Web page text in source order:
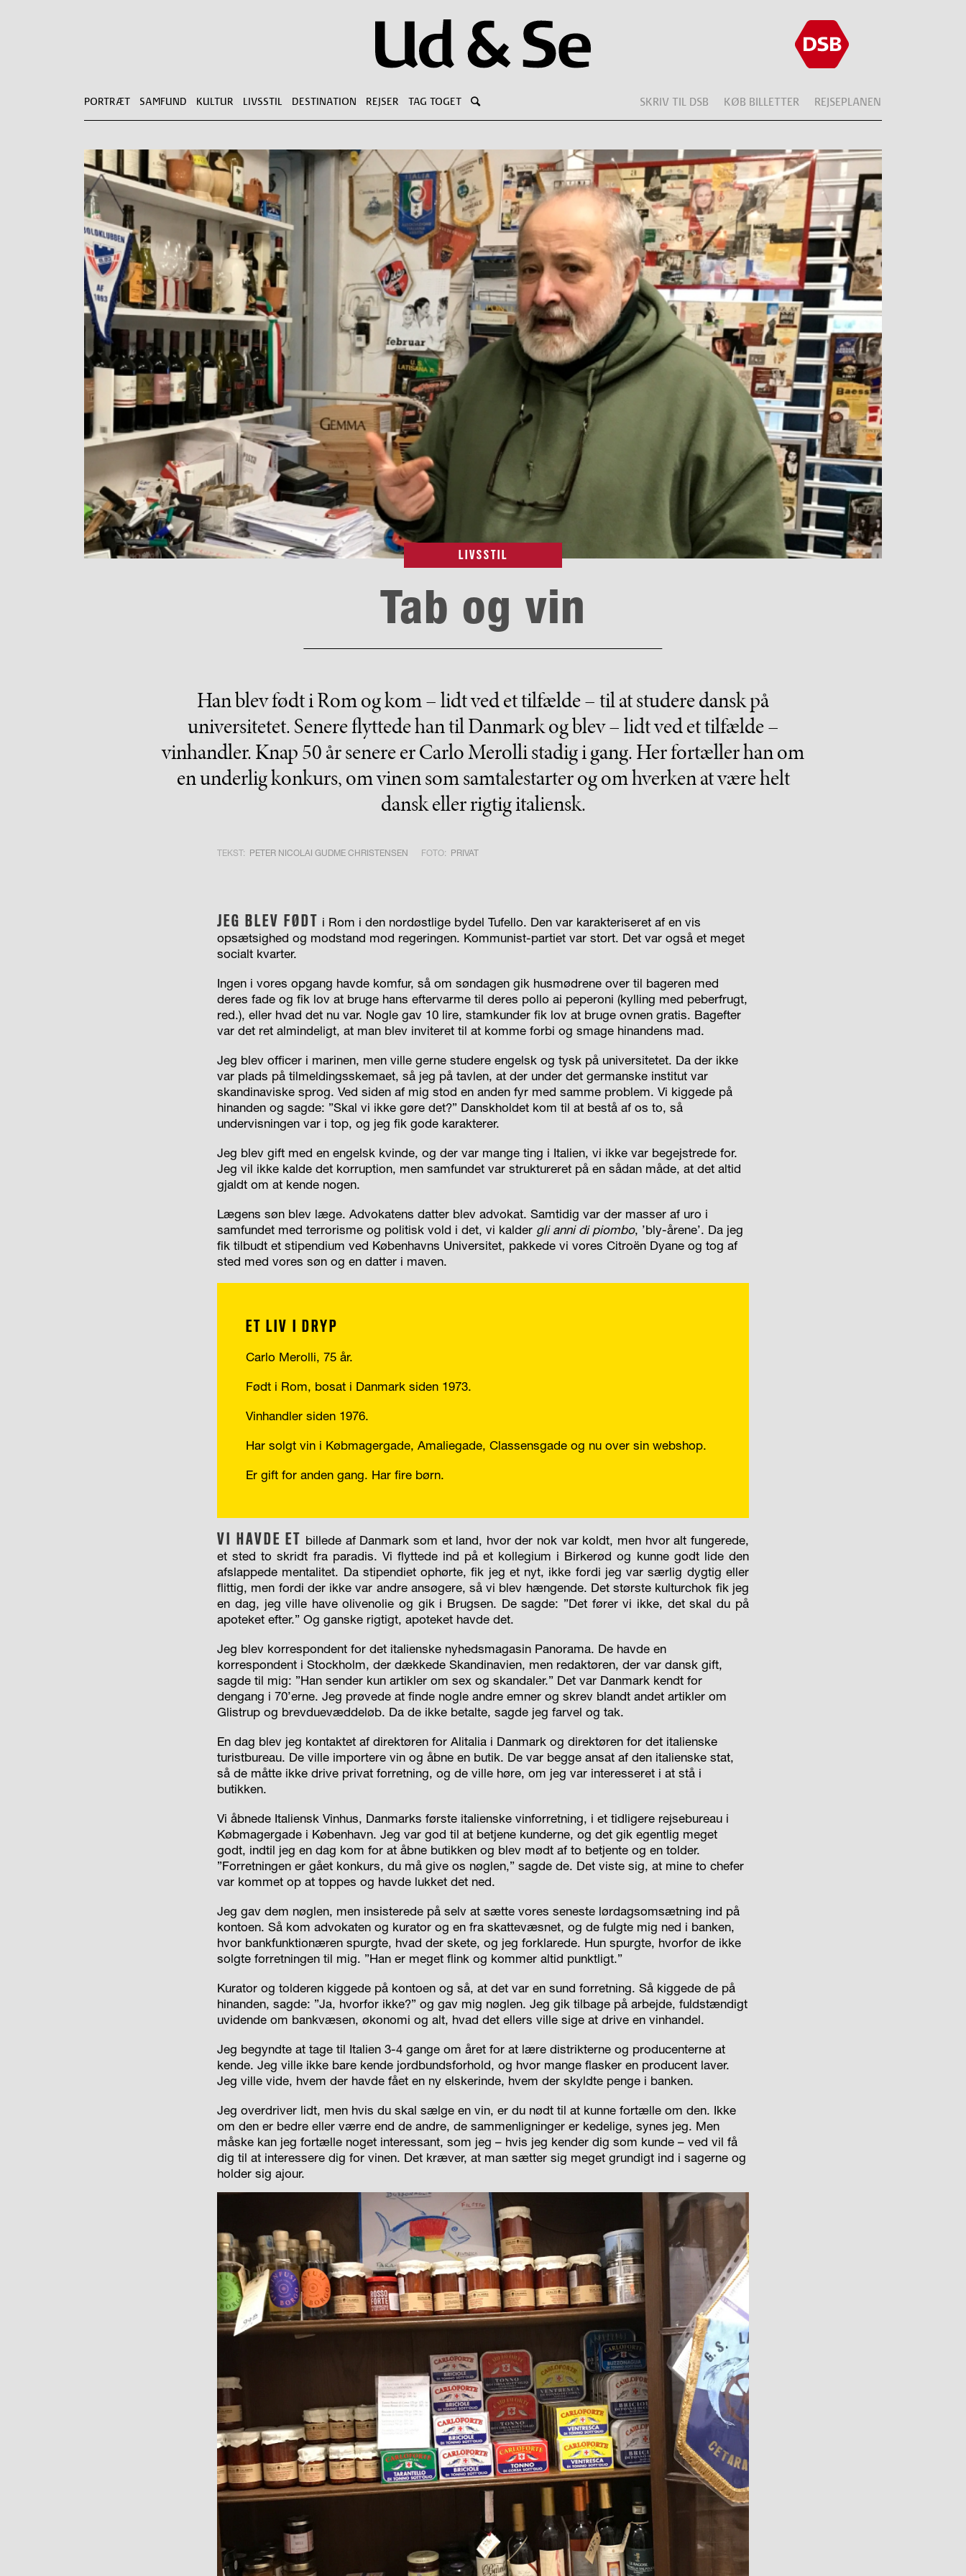
PORTRÆT SAMFUND KULTUR LIVSSTIL DESTINATION REJSER TAG TOGET SKRIV TIL DSB KØB BILLETTER REJSEPLANEN
LIVSSTIL
Tab og vin
Han blev født i Rom og kom – lidt ved et tilfælde – til at studere dansk på
universitetet. Senere flyttede han til Danmark og blev – lidt ved et tilfælde –
vinhandler. Knap 50 år senere er Carlo Merolli stadig i gang. Her fortæller han om
en underlig konkurs, om vinen som samtalestarter og om hverken at være helt
dansk eller rigtig italiensk.
TEKST: PETER NICOLAI GUDME CHRISTENSEN FOTO: PRIVAT
JEG BLEV FØDT i Rom i den nordøstlige bydel Tufello. Den var karakteriseret af en vis
opsætsighed og modstand mod regeringen. Kommunist-partiet var stort. Det var også et meget
socialt kvarter.
Ingen i vores opgang havde komfur, så om søndagen gik husmødrene over til bageren med
deres fade og fik lov at bruge hans eftervarme til deres pollo ai peperoni (kylling med peberfrugt,
red.), eller hvad det nu var. Nogle gav 10 lire, stamkunder fik lov at bruge ovnen gratis. Bagefter
var det ret almindeligt, at man blev inviteret til at komme forbi og smage hinandens mad.
Jeg blev officer i marinen, men ville gerne studere engelsk og tysk på universitetet. Da der ikke
var plads på tilmeldingsskemaet, så jeg på tavlen, at der under det germanske institut var
skandinaviske sprog. Ved siden af mig stod en anden fyr med samme problem. Vi kiggede på
hinanden og sagde: ”Skal vi ikke gøre det?” Danskholdet kom til at bestå af os to, så
undervisningen var i top, og jeg fik gode karakterer.
Jeg blev gift med en engelsk kvinde, og der var mange ting i Italien, vi ikke var begejstrede for.
Jeg vil ikke kalde det korruption, men samfundet var struktureret på en sådan måde, at det altid
gjaldt om at kende nogen.
Lægens søn blev læge. Advokatens datter blev advokat. Samtidig var der masser af uro i
samfundet med terrorisme og politisk vold i det, vi kalder gli anni di piombo, ’bly-årene’. Da jeg
fik tilbudt et stipendium ved Københavns Universitet, pakkede vi vores Citroën Dyane og tog af
sted med vores søn og en datter i maven.
ET LIV I DRYP
Carlo Merolli, 75 år.
Født i Rom, bosat i Danmark siden 1973.
Vinhandler siden 1976.
Har solgt vin i Købmagergade, Amaliegade, Classensgade og nu over sin webshop.
Er gift for anden gang. Har fire børn.
VI HAVDE ET billede af Danmark som et land, hvor der nok var koldt, men hvor alt fungerede,
et sted to skridt fra paradis. Vi flyttede ind på et kollegium i Birkerød og kunne godt lide den
afslappede mentalitet. Da stipendiet ophørte, fik jeg et nyt, ikke fordi jeg var særlig dygtig eller
flittig, men fordi der ikke var andre ansøgere, så vi blev hængende. Det største kulturchok fik jeg
en dag, jeg ville have olivenolie og gik i Brugsen. De sagde: ”Det fører vi ikke, det skal du på
apoteket efter.” Og ganske rigtigt, apoteket havde det.
Jeg blev korrespondent for det italienske nyhedsmagasin Panorama. De havde en
korrespondent i Stockholm, der dækkede Skandinavien, men redaktøren, der var dansk gift,
sagde til mig: ”Han sender kun artikler om sex og skandaler.” Det var Danmark kendt for
dengang i 70’erne. Jeg prøvede at finde nogle andre emner og skrev blandt andet artikler om
Glistrup og brevduevæddeløb. Da de ikke betalte, sagde jeg farvel og tak.
En dag blev jeg kontaktet af direktøren for Alitalia i Danmark og direktøren for det italienske
turistbureau. De ville importere vin og åbne en butik. De var begge ansat af den italienske stat,
så de måtte ikke drive privat forretning, og de ville høre, om jeg var interesseret i at stå i
butikken.
Vi åbnede Italiensk Vinhus, Danmarks første italienske vinforretning, i et tidligere rejsebureau i
Købmagergade i København. Jeg var god til at betjene kunderne, og det gik egentlig meget
godt, indtil jeg en dag kom for at åbne butikken og blev mødt af to betjente og en tolder.
”Forretningen er gået konkurs, du må give os nøglen,” sagde de. Det viste sig, at mine to chefer
var kommet op at toppes og havde lukket det ned.
Jeg gav dem nøglen, men insisterede på selv at sætte vores seneste lørdagsomsætning ind på
kontoen. Så kom advokaten og kurator og en fra skattevæsnet, og de fulgte mig ned i banken,
hvor bankfunktionæren spurgte, hvad der skete, og jeg forklarede. Hun spurgte, hvorfor de ikke
solgte forretningen til mig. ”Han er meget flink og kommer altid punktligt.”
Kurator og tolderen kiggede på kontoen og så, at det var en sund forretning. Så kiggede de på
hinanden, sagde: ”Ja, hvorfor ikke?” og gav mig nøglen. Jeg gik tilbage på arbejde, fuldstændigt
uvidende om bankvæsen, økonomi og alt, hvad det ellers ville sige at drive en vinhandel.
Jeg begyndte at tage til Italien 3-4 gange om året for at lære distrikterne og producenterne at
kende. Jeg ville ikke bare kende jordbundsforhold, og hvor mange flasker en producent laver.
Jeg ville vide, hvem der havde fået en ny elskerinde, hvem der skyldte penge i banken.
Jeg overdriver lidt, men hvis du skal sælge en vin, er du nødt til at kunne fortælle om den. Ikke
om den er bedre eller værre end de andre, de sammenligninger er kedelige, synes jeg. Men
måske kan jeg fortælle noget interessant, som jeg – hvis jeg kender dig som kunde – ved vil få
dig til at interessere dig for vinen. Det kræver, at man sætter sig meget grundigt ind i sagerne og
holder sig ajour.